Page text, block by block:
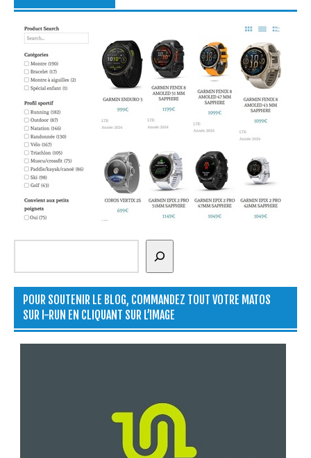
Rechercher
POUR SOUTENIR LE BLOG, COMMANDEZ TOUT VOTRE MATOS
SUR I-RUN EN CLIQUANT SUR L’IMAGE